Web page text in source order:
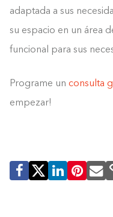
adaptada a sus
su espacio en un área
funcional para sus
Programe un consulta
empezar!